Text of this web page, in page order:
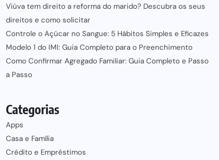
Viúva tem direito a reforma do marido? Descubra os seus
direitos e como solicitar
Controle o Açúcar no Sangue: 5 Hábitos Simples e Eficazes
Modelo 1 do IMI: Guia Completo para o Preenchimento
Como Confirmar Agregado Familiar: Guia Completo e Passo
a Passo
Categorias
Apps
Casa e Família
Crédito e Empréstimos